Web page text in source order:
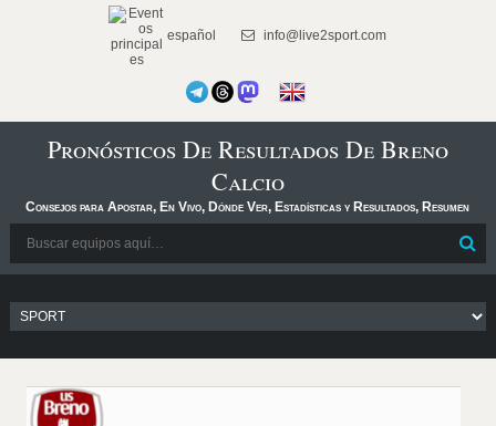
español info@live2sport.com
Pronósticos De Resultados De Breno
Calcio
Consejos para Apostar, En Vivo, Dónde Ver, Estadísticas y Resultados, Resumen